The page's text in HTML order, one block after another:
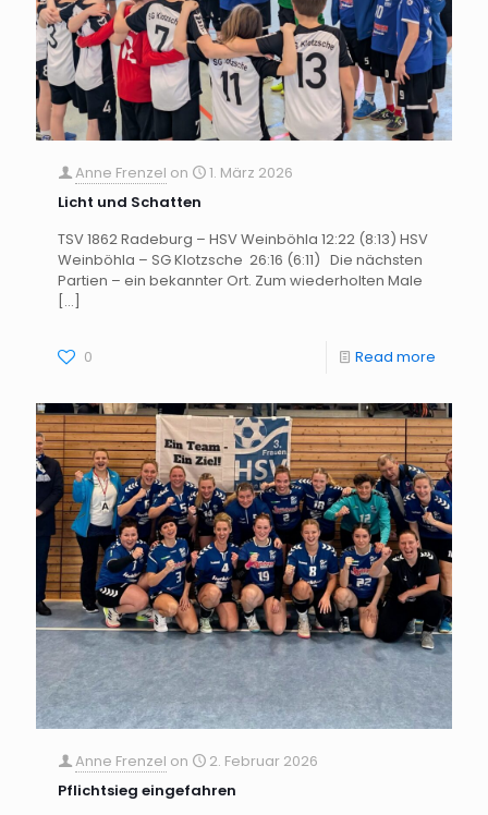
Anne Frenzel on
1. März 2026
Licht und Schatten
TSV 1862 Radeburg – HSV Weinböhla 12:22 (8:13) HSV
Weinböhla – SG Klotzsche 26:16 (6:11) Die nächsten
Partien – ein bekannter Ort. Zum wiederholten Male
[…]
0 Read more
Anne Frenzel on
2. Februar 2026
Pflichtsieg eingefahren